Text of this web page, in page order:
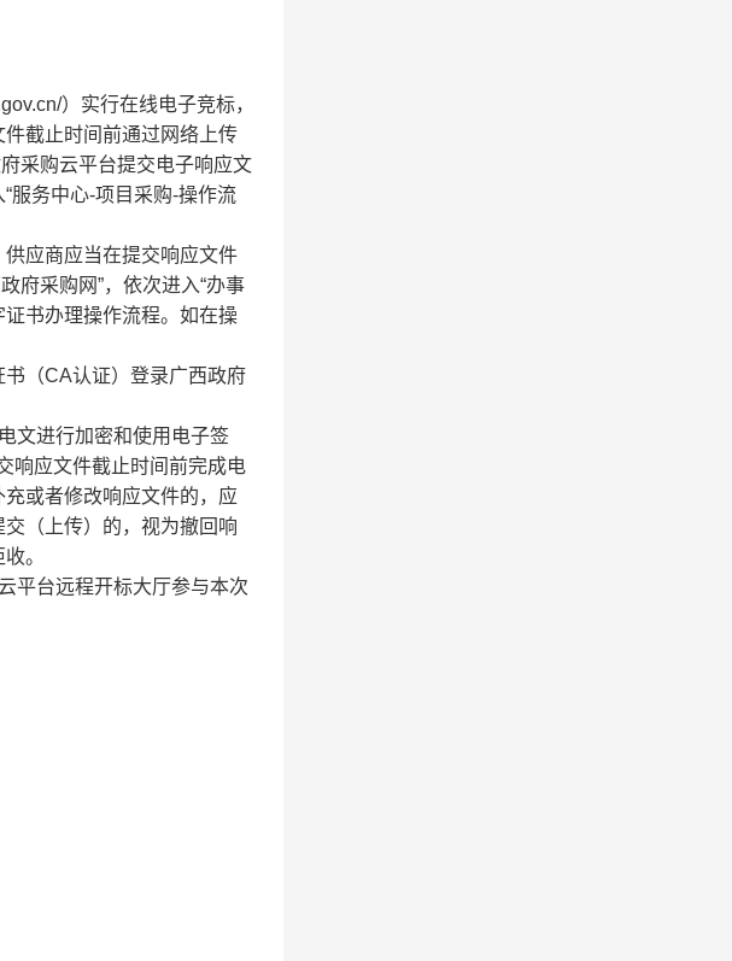
）实行在线电子竞标，
截止时间前通过网络上传
采购云平台提交电子响应文
服务中心-项目采购-操作流
应商应当在提交响应文件
府采购网”，依次进入“办事
证书办理操作流程。如在操
书（CA认证）登录广西政府
文进行加密和使用电子签
响应文件截止时间前完成电
或者修改响应文件的，应
（上传）的，视为撤回响
。
平台远程开标大厅参与本次